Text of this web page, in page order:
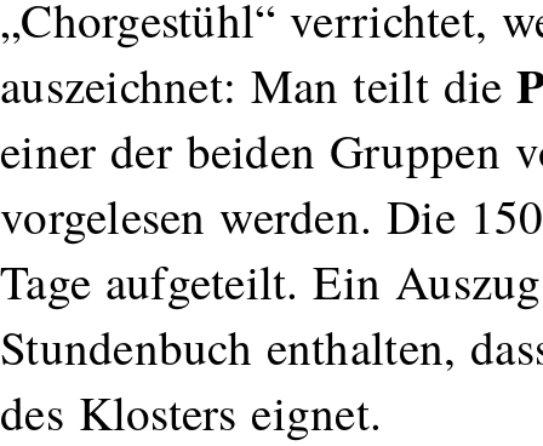
„Chorgestühl“ verrichtet,
auszeichnet: Man teilt die
einer der beiden Gruppen
vorgelesen werden. Die
Tage aufgeteilt. Ein
Stundenbuch enthalten,
des Klosters eignet.